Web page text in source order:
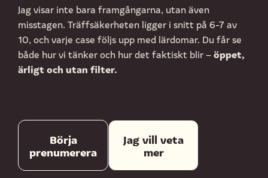
Jag visar inte bara framgångarna, utan även
misstagen. Träffsäkerheten ligger i snitt på 6-7 av
10, och varje case följs upp med lärdomar. Du får se
både hur vi tänker och hur det faktiskt blir –öppet,
ärligt och utan filter.
Börja
prenumerera
Jag vill veta
mer